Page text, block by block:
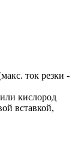
ток резки -
кислород
вставкой,